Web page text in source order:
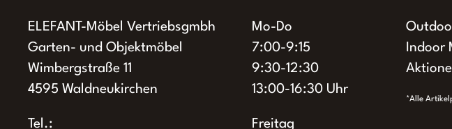
ELEFANT-Möbel Vertriebsgmbh
Garten- und Objektmöbel
Wimbergstraße 11
4595 Waldneukirchen
Tel.:
Mo-Do
7:00-9:15
9:30-12:30
13:00-16:30 Uhr
Freitag
Indoor
*Alle